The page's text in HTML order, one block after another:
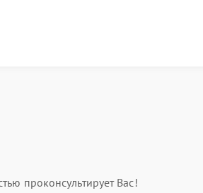
проконсультирует Вас!